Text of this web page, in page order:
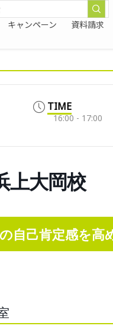
キャンペーン 資料請求
TIME
16:00 - 17:00
上大岡校
自己肯定感を高